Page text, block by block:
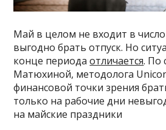
Май в целом не входит в
выгодно брать отпуск. Но
конце периодаотличается. По
Матюхиной, методолога
финансовой точки зрения
только на рабочие дни
на майские праздники